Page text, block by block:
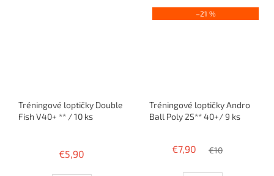
Tréningové loptičky Double
Fish V40+ ** / 10 ks
produktu
€5,90
–21 %
Tréningové loptičky Andro
Ball Poly 2S** 40+/ 9 ks
€7,90 €10